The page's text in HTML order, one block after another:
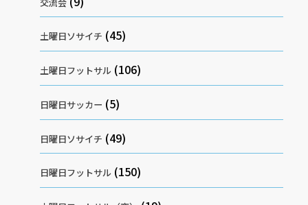
土曜日ソサイチ (45)
土曜日フットサル (106)
日曜日サッカー (5)
日曜日ソサイチ (49)
日曜日フットサル (150)